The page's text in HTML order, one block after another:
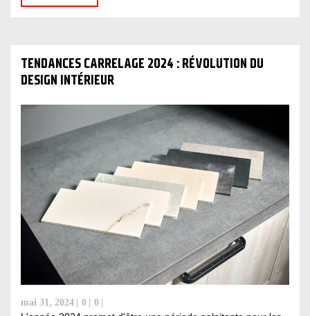
TENDANCES CARRELAGE 2024 : RÉVOLUTION DU
DESIGN INTÉRIEUR
mai 31, 2024 0 0